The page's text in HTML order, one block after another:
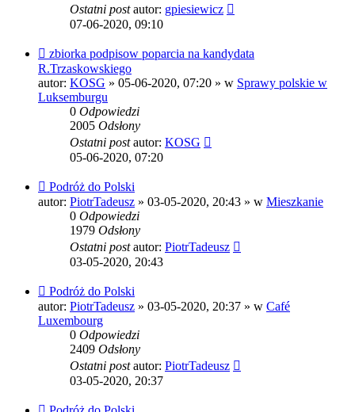
Ostatni postautor: gpiesiewicz
07-06-2020, 09:10
Nowy
post
zbiorka podpisow poparcia na kandydata
R.Trzaskowskiego
autor: KOSG » 05-06-2020, 07:20 » w Sprawy polskie w
Luksemburgu
0 Odpowiedzi
2005 Odsłony
Ostatni postautor: KOSG
05-06-2020, 07:20
Nowy
post
Podróż do Polski
autor: PiotrTadeusz » 03-05-2020, 20:43 » w Mieszkanie
0 Odpowiedzi
1979 Odsłony
Ostatni postautor: PiotrTadeusz
03-05-2020, 20:43
Nowy
post
Podróż do Polski
autor: PiotrTadeusz » 03-05-2020, 20:37 » w Café
Luxembourg
0 Odpowiedzi
2409 Odsłony
Ostatni postautor: PiotrTadeusz
03-05-2020, 20:37
Nowy